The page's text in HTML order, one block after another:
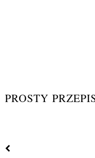
PROSTY